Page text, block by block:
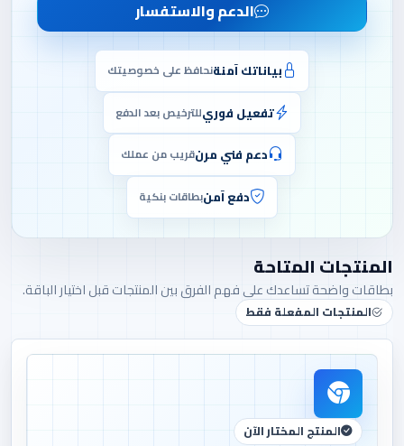
الدعم والاستفسار
بياناتك آمنةنحافظ على خصوصيتك
تفعيل فوريللترخيص بعد الدفع
دعم فني مرنقريب من عملك
دفع آمنبطاقات بنكية
المنتجات المتاحة
بطاقات واضحة تساعدك على فهم الفرق بين المنتجات قبل اختيار الباقة.
المنتجات المفعلة فقط
المنتج المختار الآن